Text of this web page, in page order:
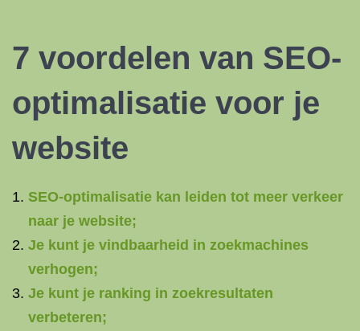
7 voordelen van SEO-
optimalisatie voor je
website
SEO-optimalisatie kan leiden tot meer verkeer
naar je website;
Je kunt je vindbaarheid in zoekmachines
verhogen;
Je kunt je ranking in zoekresultaten
verbeteren;